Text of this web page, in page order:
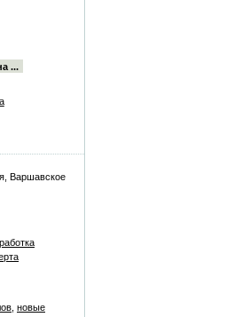
...
Варшавское
новые